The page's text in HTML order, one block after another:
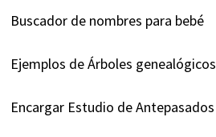
Buscador de nombres para bebé
Ejemplos de Árboles genealógicos
Encargar Estudio de Antepasados